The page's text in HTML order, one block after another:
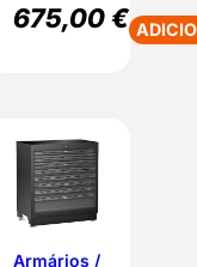
675,00€
Armários /